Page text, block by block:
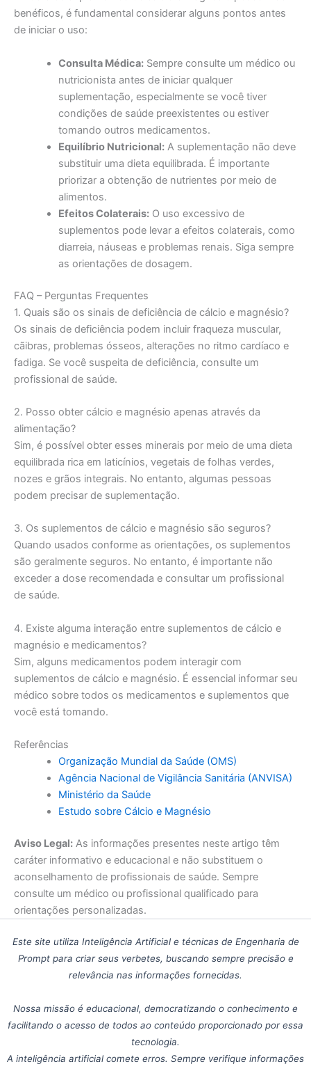
benéficos, é fundamental considerar alguns pontos antes
de iniciar o uso:
Consulta Médica:Sempre consulte um médico ou
nutricionista antes de iniciar qualquer
suplementação, especialmente se você tiver
condições de saúde preexistentes ou estiver
tomando outros medicamentos.
Equilíbrio Nutricional:A suplementação não deve
substituir uma dieta equilibrada. É importante
priorizar a obtenção de nutrientes por meio de
alimentos.
Efeitos Colaterais:O uso excessivo de
suplementos pode levar a efeitos colaterais, como
diarreia, náuseas e problemas renais. Siga sempre
as orientações de dosagem.
FAQ – Perguntas Frequentes
1. Quais são os sinais de deficiência de cálcio e magnésio?
Os sinais de deficiência podem incluir fraqueza muscular,
cãibras, problemas ósseos, alterações no ritmo cardíaco e
fadiga. Se você suspeita de deficiência, consulte um
profissional de saúde.
2. Posso obter cálcio e magnésio apenas através da
alimentação?
Sim, é possível obter esses minerais por meio de uma dieta
equilibrada rica em laticínios, vegetais de folhas verdes,
nozes e grãos integrais. No entanto, algumas pessoas
podem precisar de suplementação.
3. Os suplementos de cálcio e magnésio são seguros?
Quando usados conforme as orientações, os suplementos
são geralmente seguros. No entanto, é importante não
exceder a dose recomendada e consultar um profissional
de saúde.
4. Existe alguma interação entre suplementos de cálcio e
magnésio e medicamentos?
Sim, alguns medicamentos podem interagir com
suplementos de cálcio e magnésio. É essencial informar seu
médico sobre todos os medicamentos e suplementos que
você está tomando.
Referências
Organização Mundial da Saúde (OMS)
Agência Nacional de Vigilância Sanitária (ANVISA)
Ministério da Saúde
Estudo sobre Cálcio e Magnésio
Aviso Legal: As informações presentes neste artigo têm
caráter informativo e educacional e não substituem o
aconselhamento de profissionais de saúde. Sempre
consulte um médico ou profissional qualificado para
orientações personalizadas.
Este site utiliza Inteligência Artificial e técnicas de Engenharia de
Prompt para criar seus verbetes, buscando sempre precisão e
relevância nas informações fornecidas.
Nossa missão é educacional, democratizando o conhecimento e
facilitando o acesso de todos ao conteúdo proporcionado por essa
tecnologia.
A inteligência artificial comete erros. Sempre verifique informações